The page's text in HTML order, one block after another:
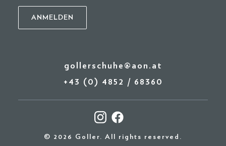
gollerschuhe@aon.at
+43 (0) 4852 / 68360
© 2026 Goller. All rights reserved.